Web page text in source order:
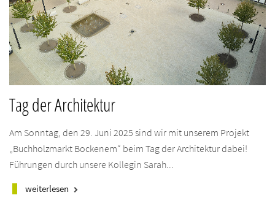
Tag der Architektur
Am Sonntag, den 29. Juni 2025 sind wir mit unserem Projekt
„Buchholzmarkt Bockenem“ beim Tag der Architektur dabei!
Führungen durch unsere Kollegin Sarah...
weiterlesen keyboard_arrow_right